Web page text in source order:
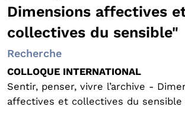
Dimensions affectives
collectives du sensible"
Recherche
COLLOQUE INTERNATIONAL
Sentir, penser, vivre l’archive -
affectives et collectives du sensible